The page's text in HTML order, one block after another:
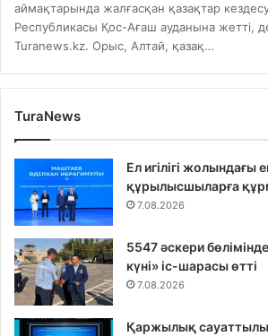
аймақтарында жалғасқан қазақтар
Республикасы Қос-Ағаш ауданына жетті,
Turanews.kz. Орыс, Алтай, қазақ…
TuraNews
Ел игілігі жолындағы
құрылысшыларға
7.08.2026
5547 әскери
күні» іс-шарасы өтті
7.08.2026
Қаржылық